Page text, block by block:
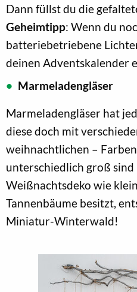
Dann füllst du die
Geheimtipp: Wenn du
batteriebetriebene
deinen Adventskalender
Marmeladengläser
Marmeladengläser hat
diese doch mit
weihnachtlichen –
unterschiedlich groß
Weißnachtsdeko wie
Tannenbäume besitzt,
Miniatur-Winterwald!